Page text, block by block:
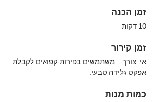
זמן הכנה
10 דקות
זמן קירור
אין צורך – משתמשים בפירות קפואים לקבלת
אפקט גלידה טבעי.
כמות מנות